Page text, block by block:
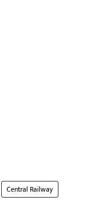
Central Railway